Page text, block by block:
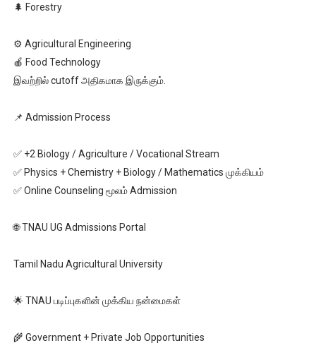
🌲 Forestry
⚙️ Agricultural Engineering
🍎 Food Technology
இவற்றில் cutoff அதிகமாக இருக்கும்.
📌 Admission Process
✅ +2 Biology / Agriculture / Vocational Stream
✅ Physics + Chemistry + Biology / Mathematics முக்கியம்
✅ Online Counseling மூலம் Admission
🌐 TNAU UG Admissions Portal
Tamil Nadu Agricultural University
🌟 TNAU படிப்புகளின் முக்கிய நன்மைகள்
🌾 Government + Private Job Opportunities